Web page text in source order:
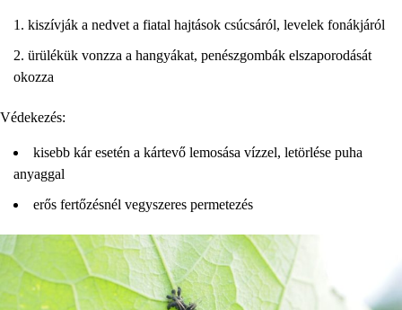
kiszívják a nedvet a fiatal hajtások csúcsáról, levelek fonákjáról
ürülékük vonzza a hangyákat, penészgombák elszaporodását
okozza
Védekezés:
kisebb kár esetén a kártevő lemosása vízzel, letörlése puha
anyaggal
erős fertőzésnél vegyszeres permetezés